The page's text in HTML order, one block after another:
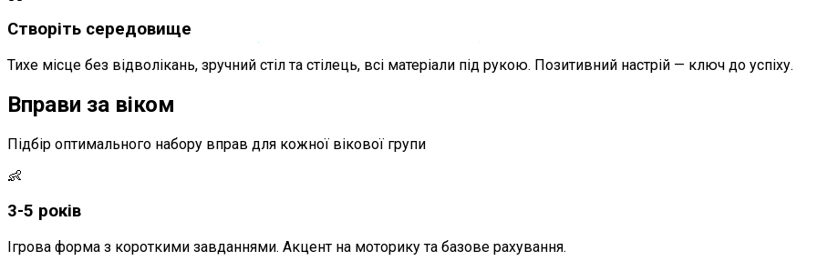
Створіть середовище
Тихе місце без відволікань, зручний стіл та стілець, всі матеріали під рукою. Позитивний настрій — ключ до успіху.
Вправи за віком
Підбір оптимального набору вправ для кожної вікової групи
👶
3-5 років
Ігрова форма з короткими завданнями. Акцент на моторику та базове рахування.